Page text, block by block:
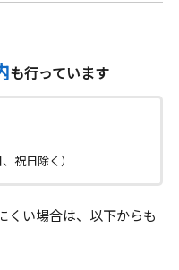
も行っています
祝日除く）
くい場合は、以下からも